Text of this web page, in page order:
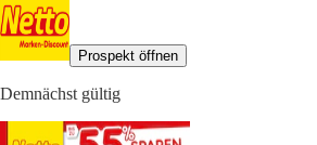
Prospekt öffnen
Demnächst gültig